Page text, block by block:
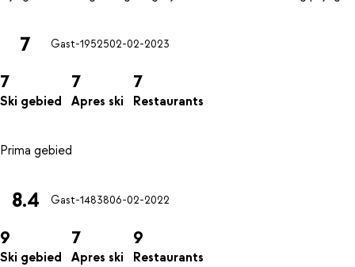
7 Gast-1952502-02-2023
7
Ski gebied
7
Apres ski
7
Restaurants
8.4 Gast-1483806-02-2022
9
Ski gebied
7
Apres ski
9
Restaurants